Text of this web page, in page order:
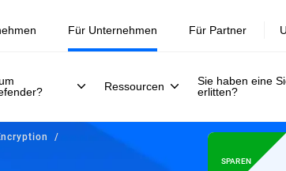
Für Unternehmen
Ressourcen
Sie haben eine
erlitten?
Für Partner
SPAREN